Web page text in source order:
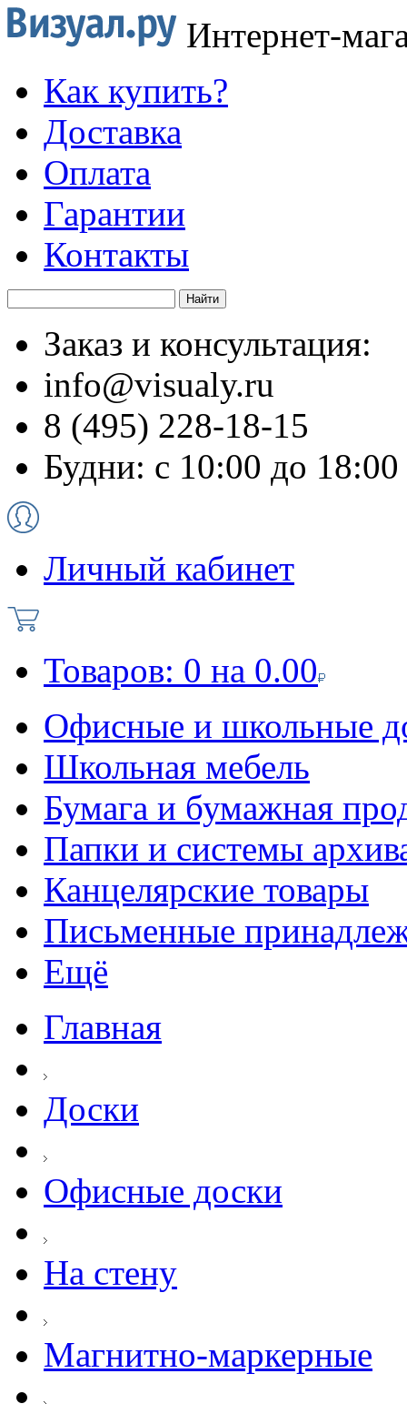
Интернет-
Как купить?
Доставка
Оплата
Гарантии
Контакты
Заказ и консультация:
info@visualy.ru
8 (495) 228-18-15
Будни: с 10:00 до 18:00
Личный кабинет
Товаров: 0 на 0.00
Офисные и школьные
Школьная мебель
Бумага и бумажная
Папки и системы
Канцелярские товары
Письменные
Ещё
Главная
Доски
Офисные доски
На стену
Магнитно-маркерные